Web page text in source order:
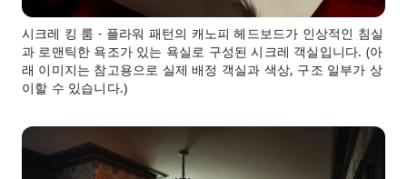
시크레 킹 룸 - 플라워 패턴의 캐노피 헤드보드가 인상적인 침실
과 로맨틱한 욕조가 있는 욕실로 구성된 시크레 객실입니다. (아
래 이미지는 참고용으로 실제 배정 객실과 색상, 구조 일부가 상
이할 수 있습니다.)